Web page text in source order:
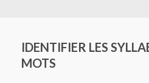
IDENTIFIER LES
MOTS